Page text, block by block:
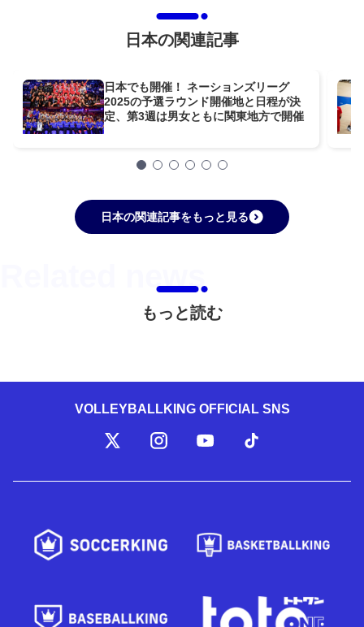
日本の関連記事
日本でも開催！ ネーションズリーグ
2025の予選ラウンド開催地と日程が決
定、第3週は男女ともに関東地方で開催
日本の関連記事をもっと見る
もっと読む
VOLLEYBALLKING OFFICIAL SNS